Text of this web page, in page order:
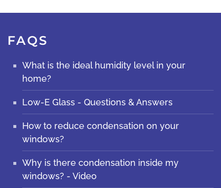
FAQS
What is the ideal humidity level in your
home?
Low-E Glass - Questions & Answers
How to reduce condensation on your
windows?
Why is there condensation inside my
windows? - Video